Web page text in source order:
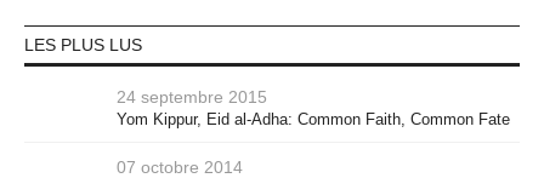
LES PLUS LUS
24 septembre 2015
Yom Kippur, Eid al-Adha: Common Faith, Common Fate
07 octobre 2014